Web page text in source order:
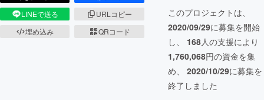
LINEで送る
URLコピー
埋め込み
QRコード
このプロジェクトは、
2020/09/29に募集を開始
し、 168人の支援により
1,760,068円の資金を集
め、 2020/10/29に募集を
終了しました